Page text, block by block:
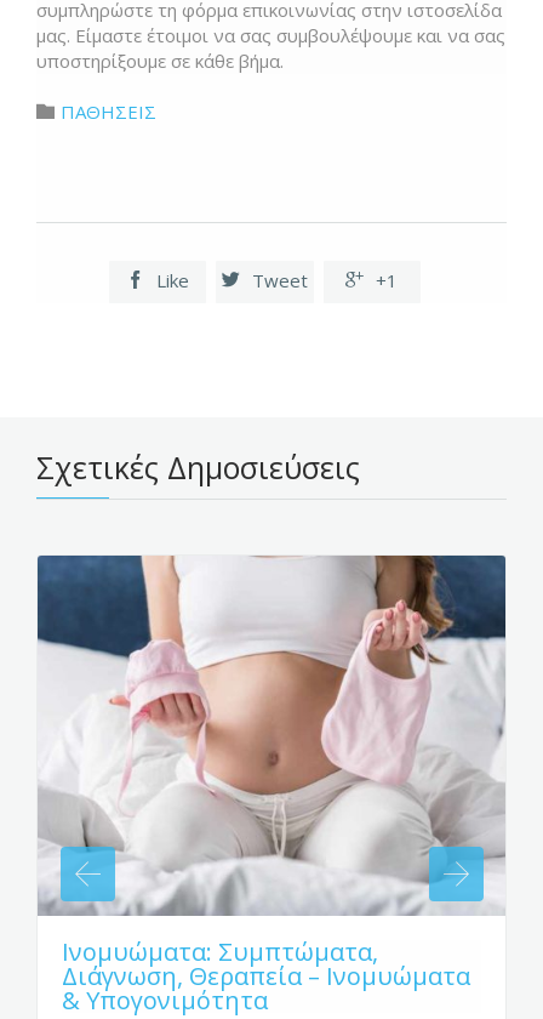
συμπληρώστε τη φόρμα επικοινωνίας στην ιστοσελίδα
μας. Είμαστε έτοιμοι να σας συμβουλέψουμε και να σας
υποστηρίξουμε σε κάθε βήμα.
 Category
ΠΑΘΗΣΕΙΣ
 Like  Tweet  +1
Σχετικές Δημοσιεύσεις
Ινομυώματα: Συμπτώματα,
Διάγνωση, Θεραπεία – Ινομυώματα
& Υπογονιμότητα